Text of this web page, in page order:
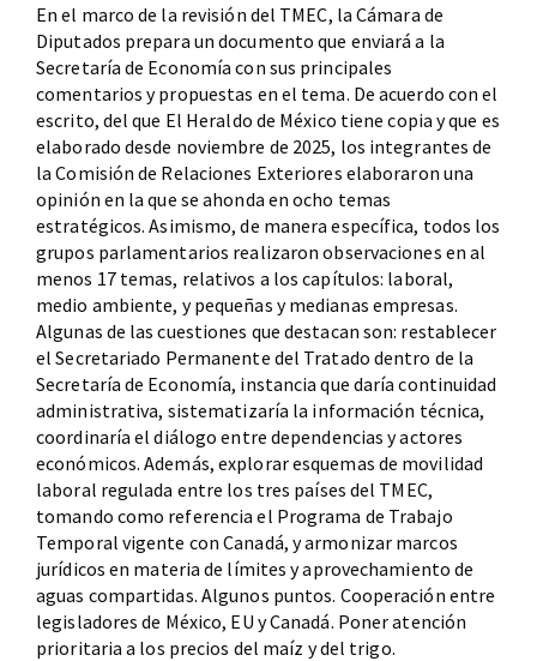
En el marco de la revisión del TMEC, la Cámara de
Diputados prepara un documento que enviará a la
Secretaría de Economía con sus principales
comentarios y propuestas en el tema. De acuerdo con el
escrito, del que El Heraldo de México tiene copia y que es
elaborado desde noviembre de 2025, los integrantes de
la Comisión de Relaciones Exteriores elaboraron una
opinión en la que se ahonda en ocho temas
estratégicos. Asimismo, de manera específica, todos los
grupos parlamentarios realizaron observaciones en al
menos 17 temas, relativos a los capítulos: laboral,
medio ambiente, y pequeñas y medianas empresas.
Algunas de las cuestiones que destacan son: restablecer
el Secretariado Permanente del Tratado dentro de la
Secretaría de Economía, instancia que daría continuidad
administrativa, sistematizaría la información técnica,
coordinaría el diálogo entre dependencias y actores
económicos. Además, explorar esquemas de movilidad
laboral regulada entre los tres países del TMEC,
tomando como referencia el Programa de Trabajo
Temporal vigente con Canadá, y armonizar marcos
jurídicos en materia de límites y aprovechamiento de
aguas compartidas. Algunos puntos. Cooperación entre
legisladores de México, EU y Canadá. Poner atención
prioritaria a los precios del maíz y del trigo.